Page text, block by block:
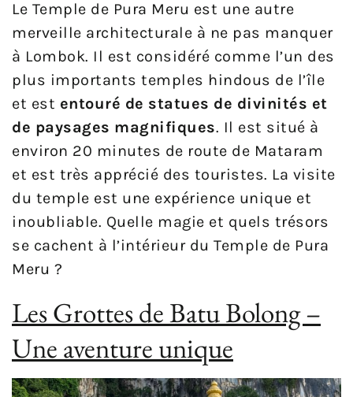
Le Temple de Pura Meru est une autre
merveille architecturale à ne pas manquer
à Lombok. Il est considéré comme l’un des
plus importants temples hindous de l’île
et est entouré de statues de divinités et
de paysages magnifiques. Il est situé à
environ 20 minutes de route de Mataram
et est très apprécié des touristes. La visite
du temple est une expérience unique et
inoubliable. Quelle magie et quels trésors
se cachent à l’intérieur du Temple de Pura
Meru ?
Les Grottes de Batu Bolong –
Une aventure unique